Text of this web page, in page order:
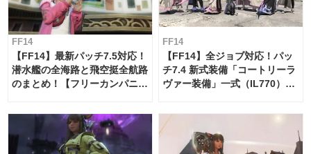
FF14
【FF14】最新パッチ7.5対応！
潜水艦の全海路と飛空挺全航路
のまとめ！【フリーカンパニ
FF14
【FF14】全ジョブ対応！パッ
チ7.4 新式装備「コートリーラ
ヴァー装備」一式（IL770）の